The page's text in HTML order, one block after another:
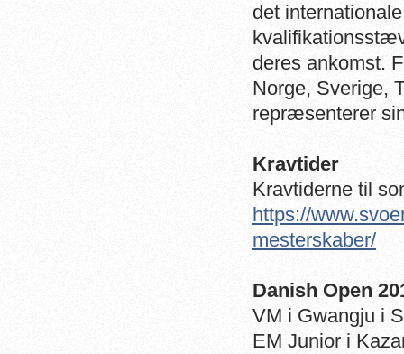
det
deres ankomst.
Norge, Sverige,
repræsenterer
Kravtider
Kravtiderne til
https://
mesterskaber/
Danish Open
VM i Gwangju i
EM Junior i